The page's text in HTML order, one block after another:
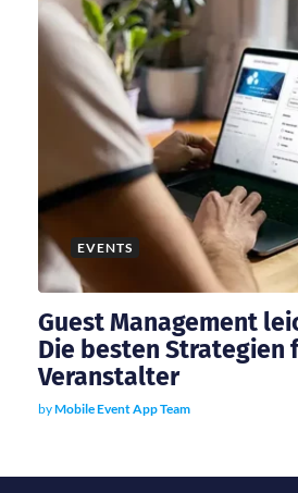
EVENTS
Guest Management
Die besten Strategien
Veranstalter
byMobile Event App Team